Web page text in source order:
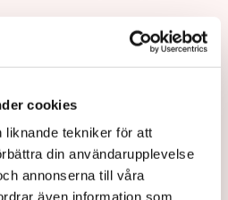
cookies
liknande tekniker för att
din användarupplevelse
annonserna till våra
även information som
kritiken om brist
”Det har gjorts
och
Anna-Lena Mann,
Väst, till TN.